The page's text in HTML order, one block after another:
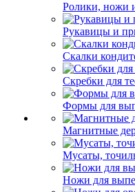
Ролики, ножи
Рукавицы и
Скалки
Скребки для
Формы для
Магнитные
Мусаты,
Ножи для